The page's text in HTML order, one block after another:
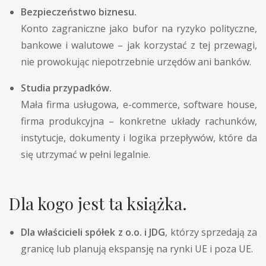
Bezpieczeństwo biznesu.
Konto zagraniczne jako bufor na ryzyko polityczne,
bankowe i walutowe – jak korzystać z tej przewagi,
nie prowokując niepotrzebnie urzędów ani banków.
Studia przypadków.
Mała firma usługowa, e-commerce, software house,
firma produkcyjna – konkretne układy rachunków,
instytucje, dokumenty i logika przepływów, które da
się utrzymać w pełni legalnie.
Dla kogo jest ta książka.
Dla właścicieli spółek z o.o. i JDG, którzy sprzedają za
granicę lub planują ekspansję na rynki UE i poza UE.